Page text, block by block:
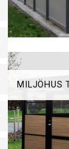
MILJÖHUS